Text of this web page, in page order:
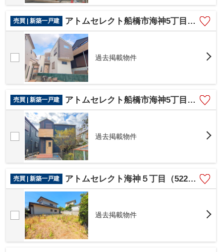
売買 | 新築一戸建 アトムセレクト船橋市海神5丁目Ⅱ 3号棟
過去掲載物件
売買 | 新築一戸建 アトムセレクト船橋市海神5丁目Ⅱ 1号棟
過去掲載物件
売買 | 新築一戸建 アトムセレクト海神５丁目（522-1）
過去掲載物件